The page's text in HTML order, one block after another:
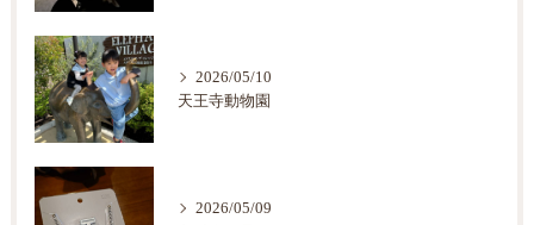
2026/05/10
天王寺動物園
2026/05/09